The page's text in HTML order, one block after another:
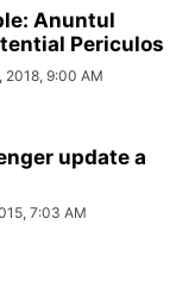
Anuntul
Periculos
2018, 9:00 AM
update a
7:03 AM